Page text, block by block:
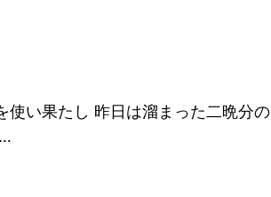
使い果たし 昨日は溜まった二晩分の